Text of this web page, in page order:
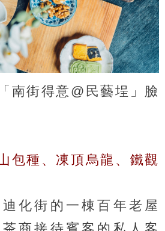
南街得意@民藝埕」臉
包種、凍頂烏龍、鐵觀
化街的一棟百年老屋